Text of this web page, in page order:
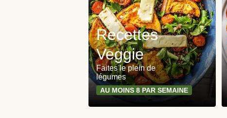
Recettes
Veggie
Faites le plein de
légumes
AU MOINS 8 PAR SEMAINE